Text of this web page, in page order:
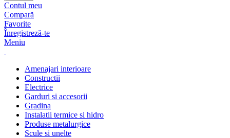
Contul meu
Compară
Favorite
Înregistreză-te
Meniu
Amenajari interioare
Constructii
Electrice
Garduri si accesorii
Gradina
Instalatii termice si hidro
Produse metalurgice
Scule si unelte